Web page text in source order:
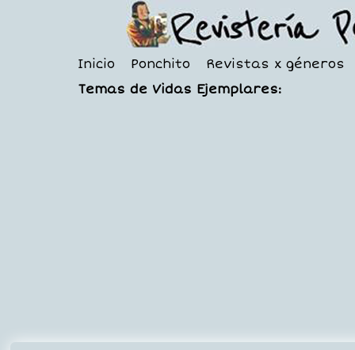
Inicio Ponchito
Revistas x géneros
Temas de Vidas Ejemplares: